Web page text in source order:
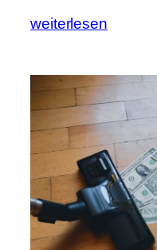
weiterlesen